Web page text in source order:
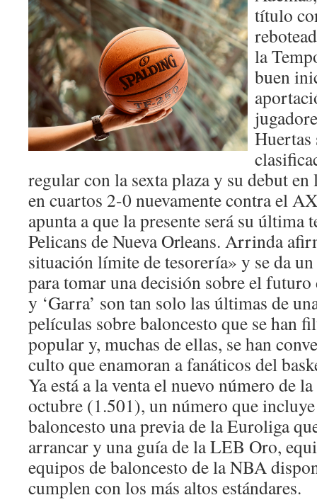
título
la
buen
Huertas
regular con la sexta plaza y su debut
en cuartos 2-0 nuevamente contra el
apunta a que la presente será su última
Pelicans de Nueva Orleans. Arrinda
situación límite de tesorería» y se da
para tomar una decisión sobre el futuro
y ‘Garra’ son tan solo las últimas de
películas sobre baloncesto que se han
popular y, muchas de ellas, se han
culto que enamoran a fanáticos del
Ya está a la venta el nuevo número de
octubre (1.501), un número que
baloncesto una previa de la Euroliga
arrancar y una guía de la LEB Oro,
equipos de baloncesto de la NBA
cumplen con los más altos estándares.